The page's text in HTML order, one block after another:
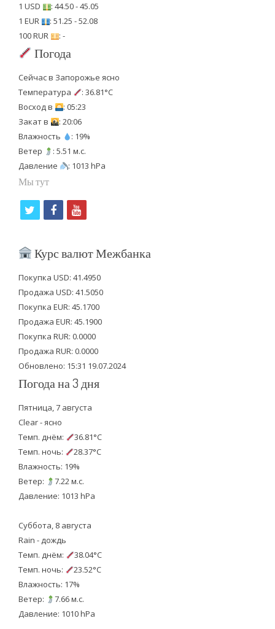
1 USD
: 44.50 - 45.05
1 EUR
: 51.25 - 52.08
100 RUR
: -
Погода
Сейчас в Запорожье ясно
Температура
: 36.81°C
Восход в
: 05:23
Закат в
: 20:06
Влажность
: 19%
Ветер
: 5.51 м.с.
Давление
: 1013 hPa
Мы тут
i
t
e
r
f
c
b
o
o
k
y
u
u
b
e
Курс валют Межбанка
Покупка USD: 41.4950
Продажа USD: 41.5050
Покупка EUR: 45.1700
Продажа EUR: 45.1900
Покупка RUR: 0.0000
Продажа RUR: 0.0000
Обновлено: 15:31 19.07.2024
Погода на 3 дня
Пятница, 7 августа
Clear - ясно
Темп. днём:
36.81°C
Темп. ночь:
28.37°C
Влажность: 19%
Ветер:
7.22 м.с.
Давление: 1013 hPa
Суббота, 8 августа
Rain - дождь
Темп. днём:
38.04°C
Темп. ночь:
23.52°C
Влажность: 17%
Ветер:
7.66 м.с.
Давление: 1010 hPa